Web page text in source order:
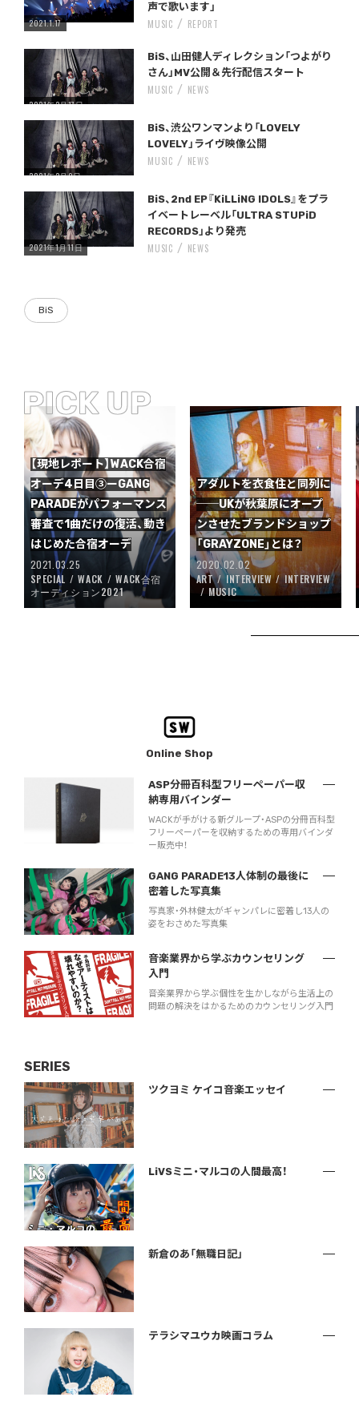
声で歌います」
2021.1.17
MUSIC REPORT
Warning : Undefined variable $post_id in
/home/storywriter/storywriter.tokyo/public_html/wp-content/themes/StoryWriter/single.phpon line242
BiS、山田健人ディレクション「つよがり
さん」MV公開＆先行配信スタート
2021年2月17日
MUSIC NEWS
Warning : Undefined variable $post_id in
/home/storywriter/storywriter.tokyo/public_html/wp-content/themes/StoryWriter/single.phpon line242
BiS、渋公ワンマンより「LOVELY
LOVELY」ライヴ映像公開
2021年2月9日
MUSIC NEWS
Warning : Undefined variable $post_id in
/home/storywriter/storywriter.tokyo/public_html/wp-content/themes/StoryWriter/single.phpon line242
BiS、2nd EP『KiLLiNG IDOLS』をプラ
イベートレーベル「ULTRA STUPiD
RECORDS」より発売
2021年1月11日
MUSIC NEWS
BiS
【現地レポート】WACK合宿
オーデ4日目③ーGANG
PARADEがパフォーマンス
審査で1曲だけの復活、動き
はじめた合宿オーデ
2021.03.25
SPECIAL
WACK
WACK合宿
オーディション2021
アダルトを衣食住と同列に
──UKが秋葉原にオープ
ンさせたブランドショップ
「GRAYZONE」とは？
2020.02.02
ART
INTERVIEW
INTERVIEW
MUSIC
Online Shop
ASP分冊百科型フリーペーパー収
納専用バインダー
WACKが手がける新グループ・ASPの分冊百科型
フリーペーパーを収納するための専用バインダ
ー販売中！
GANG PARADE13人体制の最後に
密着した写真集
写真家・外林健太がギャンパレに密着し13人の
姿をおさめた写真集
音楽業界から学ぶカウンセリング
入門
音楽業界から学ぶ個性を生かしながら生活上の
問題の解決をはかるためのカウンセリング入門
SERIES
ツクヨミ ケイコ音楽エッセイ
LiVSミニ・マルコの人間最高！
新倉のあ「無職日記」
テラシマユウカ映画コラム